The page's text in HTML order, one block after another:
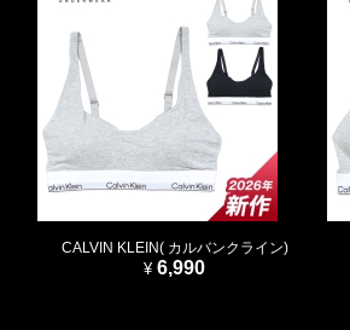
CALVIN KLEIN( カルバンクライン)
6,990